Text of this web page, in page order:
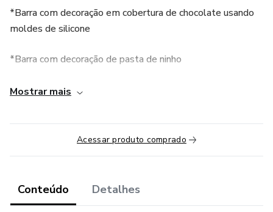
*Barra com decoração em cobertura de chocolate usando
moldes de silicone
*Barra com decoração de pasta de ninho
*Barras com decoração usando forminhas de acetato
*Recheio para a barra
*Recheio para cone
Mostrar mais
Acessar produto comprado
Conteúdo Detalhes